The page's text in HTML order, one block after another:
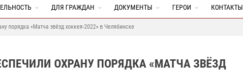
ДЛЯ ГРАЖДАН ДОКУМЕНТЫ ГЕРОИ КОНТАКТЫ
порядка «Матча звёзд хоккея-2022» в Челябинске
ОХРАНУ ПОРЯДКА «МАТЧА ЗВЁЗД